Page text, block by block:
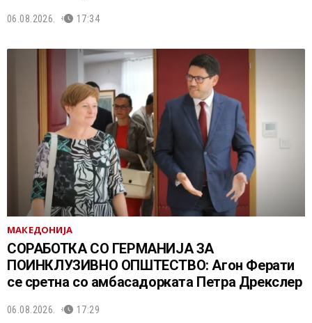
06.08.2026. 17:34
МАКЕДОНИЈА
СОРАБОТКА СО ГЕРМАНИЈА ЗА
ПОИНКЛУЗИВНО ОПШТЕСТВО: Агон Ферати
се сретна со амбасадорката Петра Дрекслер
06.08.2026. 17:29